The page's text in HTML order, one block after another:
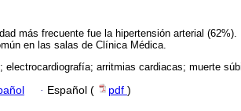
más frecuente fue la hipertensión arterial
en las salas de Clínica Médica.
electrocardiografía; arritmias cardiacas; muerte
· Español ( pdf )